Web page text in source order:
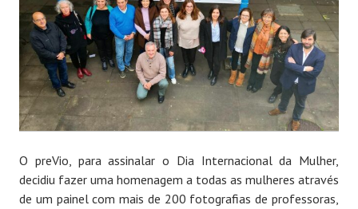
O preVio, para assinalar o Dia Internacional da Mulher,
decidiu fazer uma homenagem a todas as mulheres através
de um painel com mais de 200 fotografias de professoras,